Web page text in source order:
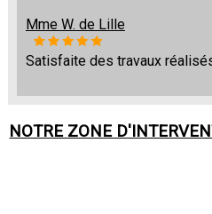
Mme W. de Lille
Satisfaite des travaux
NOTRE ZONE